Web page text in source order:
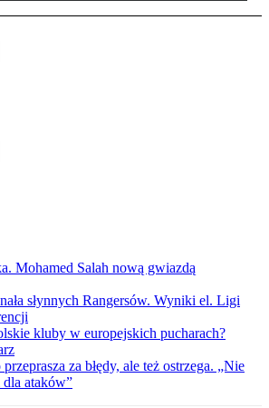
Mohamed Salah nową gwiazdą
słynnych Rangersów. Wyniki el. Ligi
kluby w europejskich pucharach?
za błędy, ale też ostrzega. „Nie
ataków”